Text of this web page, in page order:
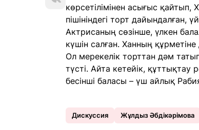
көрсетілімінен асығыс
пішініндегі торт дайындалған,
Актрисаның сөзінше, үлкен
күшін салған. Ханның
Ол мерекелік торттан дәм
түсті. Айта кетейік,
бесінші баласы – үш айлық
Дискуссия Жұлдыз Әбдікәрімова